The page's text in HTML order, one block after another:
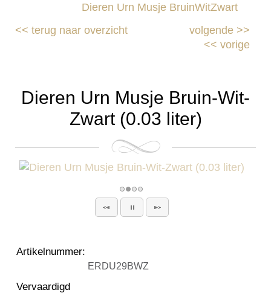
Dieren Urn Musje BruinWitZwart
<<terug naar overzicht volgende>>
<< vorige
Dieren Urn Musje Bruin-Wit-
Zwart (0.03 liter)
Artikelnummer:
ERDU29BWZ
Vervaardigd